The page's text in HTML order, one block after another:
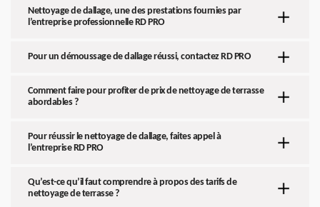
Nettoyage de dallage, une des prestations fournies par
l’entreprise professionnelle RD PRO
Pour un démoussage de dallage réussi, contactez RD PRO
Comment faire pour profiter de prix de nettoyage de terrasse
abordables ?
Pour réussir le nettoyage de dallage, faites appel à
l’entreprise RD PRO
Qu’est-ce qu’il faut comprendre à propos des tarifs de
nettoyage de terrasse ?